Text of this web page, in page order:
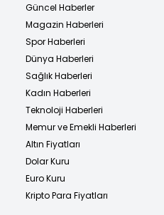
Güncel Haberler
Magazin Haberleri
Spor Haberleri
Dünya Haberleri
Sağlık Haberleri
Kadın Haberleri
Teknoloji Haberleri
Memur ve Emekli Haberleri
Altın Fiyatları
Dolar Kuru
Euro Kuru
Kripto Para Fiyatları